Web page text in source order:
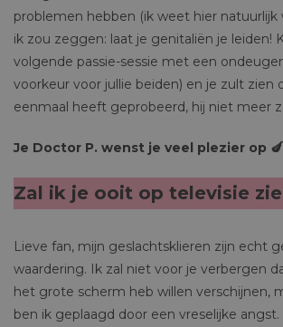
problemen hebben (ik weet hier natuurlijk
ik zou zeggen: laat je genitaliën je leiden!
volgende passie-sessie met een
voorkeur voor jullie beiden) en je zult zien
eenmaal heeft geprobeerd, hij niet meer
Je Doctor P. wenst je veel plezier op 🍆
Zal ik je ooit op televisie
Lieve fan, mijn geslachtsklieren zijn echt
waardering. Ik zal niet voor je verbergen
het grote scherm heb willen verschijnen,
ben ik geplaagd door een vreselijke